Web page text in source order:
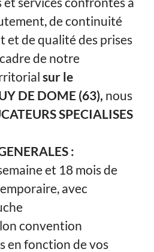
de continuité
et de qualité des prises
de notre
sur le
DE DOME (63), nous
SPECIALISES
:
et 18 mois de
avec
convention
en fonction de vos